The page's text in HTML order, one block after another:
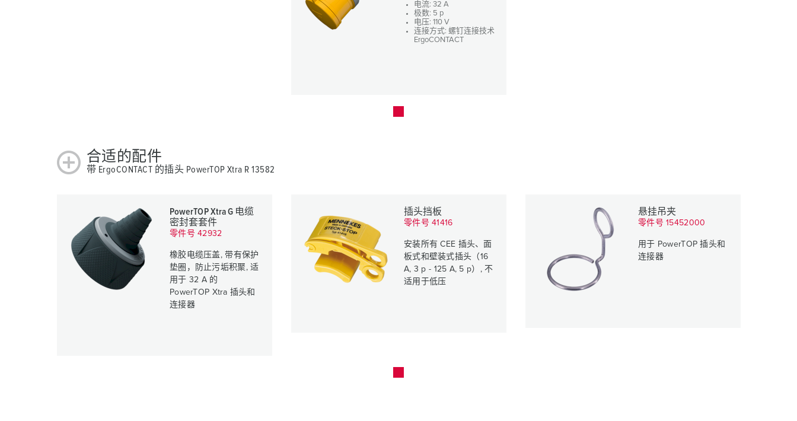
电流: 32 A
极数: 5 p
电压: 110 V
连接方式: 螺钉连接技术
ErgoCONTACT
合适的配件
带 ErgoCONTACT 的插头 PowerTOP Xtra R 13582
PowerTOP Xtra G 电缆
密封套套件
零件号 42932
橡胶电缆压盖, 带有保护
垫圈，防止污垢积聚, 适
用于 32 A 的
PowerTOP Xtra 插头和
连接器
插头挡板
零件号 41416
安装所有 CEE 插头、面
板式和壁装式插头（16
A, 3 p - 125 A, 5 p）, 不
适用于低压
悬挂吊夹
零件号 15452000
用于 PowerTOP 插头和
连接器